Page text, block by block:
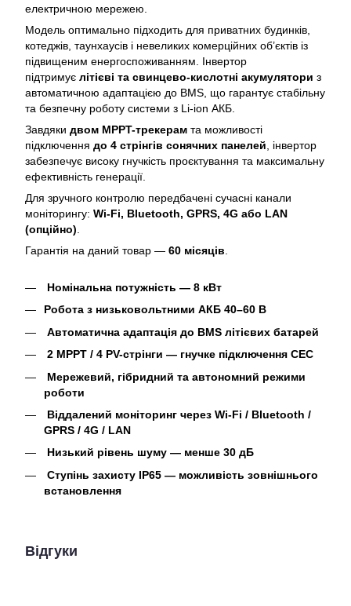
електричною мережею.
Модель оптимально підходить для приватних будинків,
котеджів, таунхаусів і невеликих комерційних об’єктів із
підвищеним енергоспоживанням. Інвертор
підтримує літієві та свинцево-кислотні акумулятори з
автоматичною адаптацією до BMS, що гарантує стабільну
та безпечну роботу системи з Li-ion АКБ.
Завдяки двом MPPT-трекерам та можливості
підключення до 4 стрінгів сонячних панелей , інвертор
забезпечує високу гнучкість проєктування та максимальну
ефективність генерації.
Для зручного контролю передбачені сучасні канали
моніторингу: Wi-Fi, Bluetooth, GPRS, 4G або LAN
(опційно)
Гарантія на даний товар — 60 місяців
Номінальна потужність — 8 кВт
Робота з низьковольтними АКБ 40–60 В
Автоматична адаптація до BMS літієвих батарей
2 MPPT / 4 PV-стрінги — гнучке підключення СЕС
Мережевий, гібридний та автономний режими
роботи
Віддалений моніторинг через Wi-Fi / Bluetooth /
GPRS / 4G / LAN
Низький рівень шуму — менше 30 дБ
Ступінь захисту IP65 — можливість зовнішнього
встановлення
Відгуки